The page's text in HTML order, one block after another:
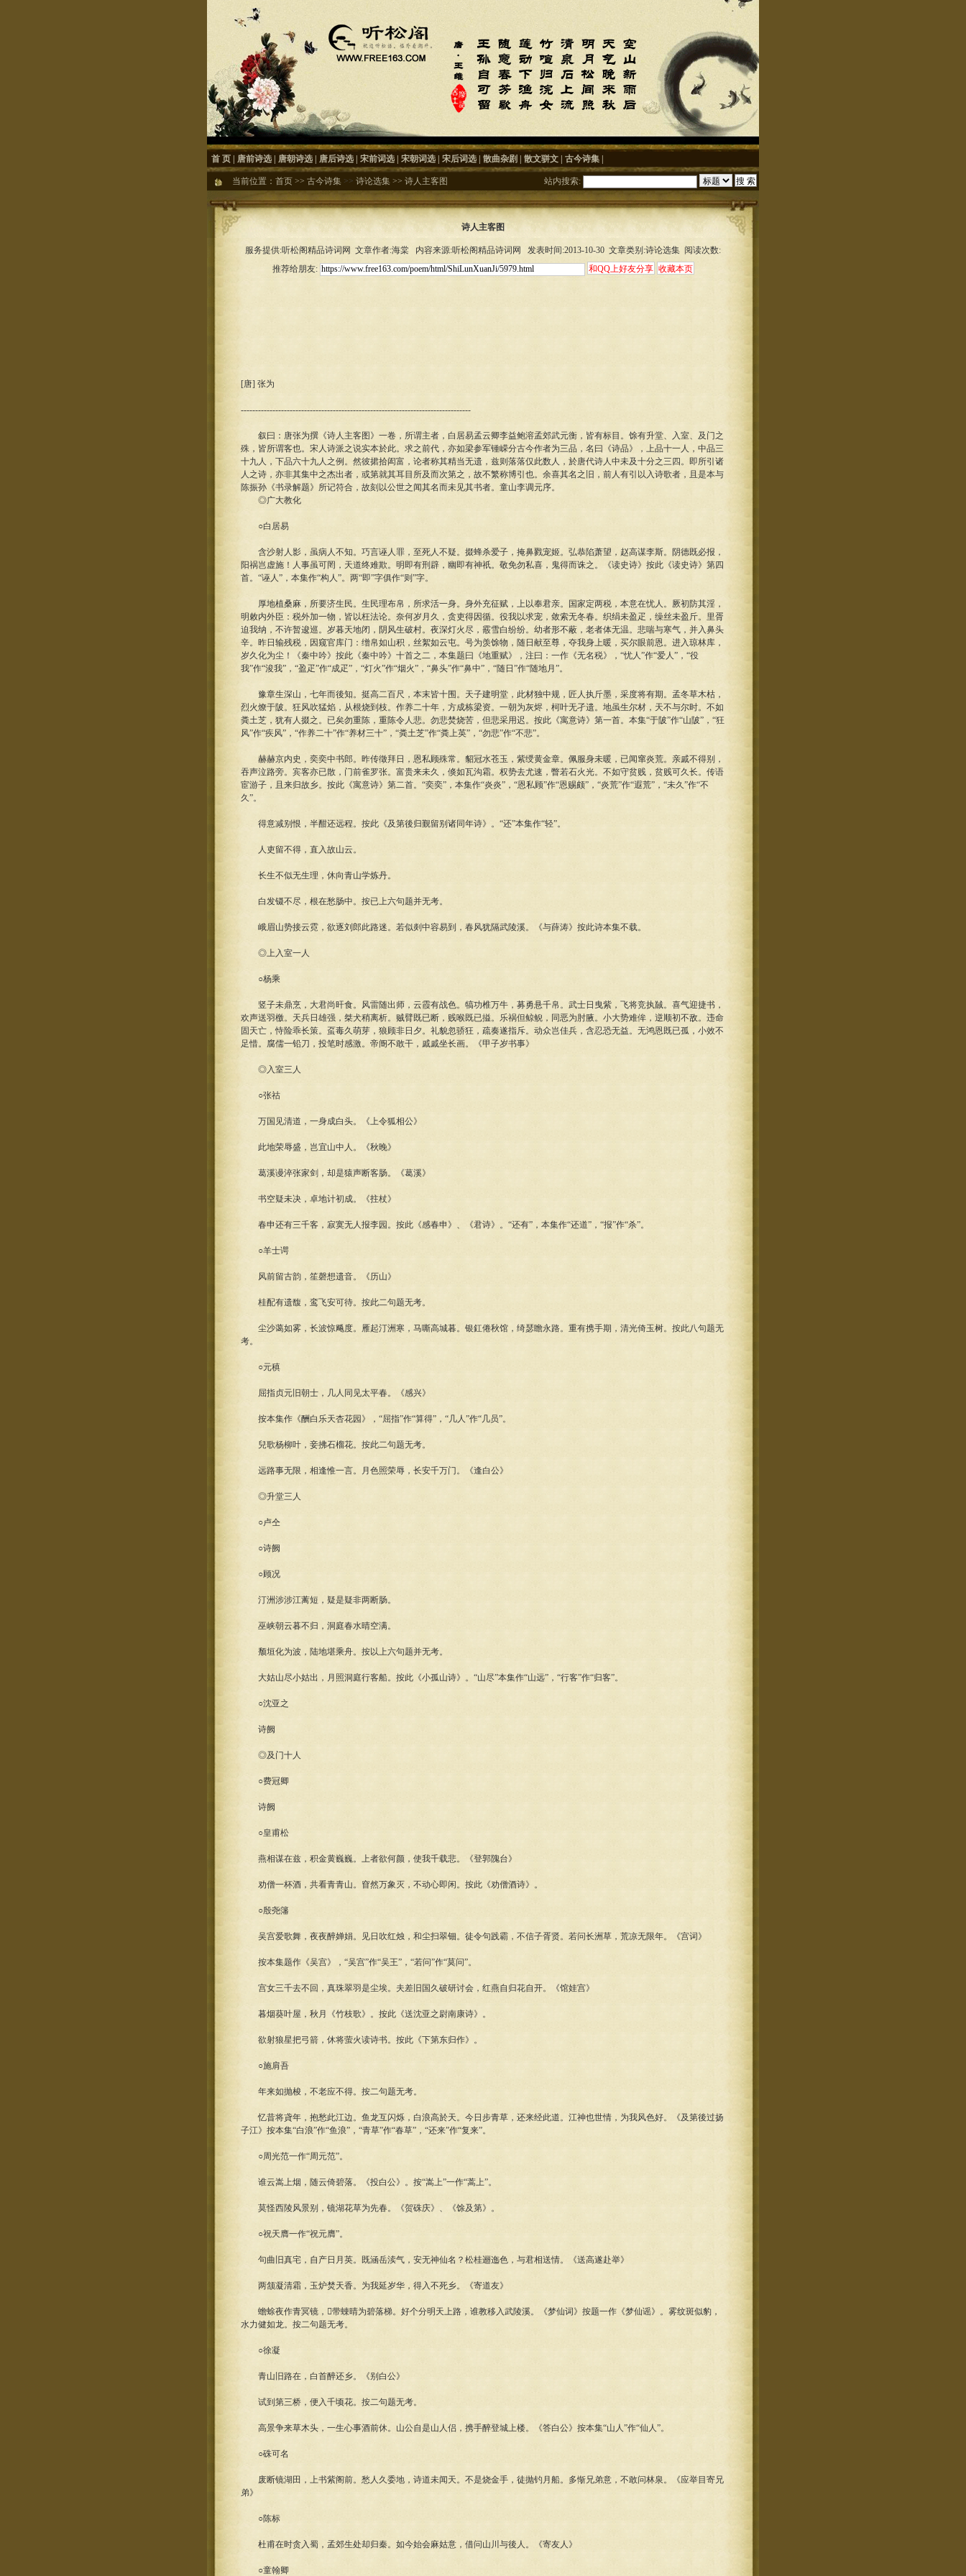
首 页 唐前诗选 唐朝诗选 唐后诗选 宋前词选 宋朝词选 宋后词选 散曲杂剧 散文骈文 古今诗集
当前位置： 首页 >> 古今诗集 >> 诗论选集 >> 诗人主客图 站内搜索:
诗人主客图
服务提供:听松阁精品诗词网 文章作者:海棠 内容来源:听松阁精品诗词网 发表时间:2013-10-30 文章类别:诗论选集 阅读次数:
推荐给朋友:
[唐] 张为
--------------------------------------------------------------------------------
叙曰：唐张为撰《诗人主客图》一卷，所谓主者，白居易孟云卿李益鲍溶孟郊武元衡，皆有标目。馀有升堂、入室、及门之
殊，皆所谓客也。宋人诗派之说实本於此。求之前代，亦如梁参军锺嵘分古今作者为三品，名曰《诗品》，上品十一人，中品三
十九人，下品六十九人之例。然彼捃拾闳富，论者称其精当无遗，兹则落落仅此数人，於唐代诗人中未及十分之三四。即所引诸
人之诗，亦非其集中之杰出者，或第就其耳目所及而次第之，故不繁称博引也。余喜其名之旧，前人有引以入诗歌者，且是本与
陈振孙《书录解题》所记符合，故刻以公世之闻其名而未见其书者。童山李调元序。
◎广大教化
○白居易
含沙射人影，虽病人不知。巧言诬人罪，至死人不疑。掇蜂杀爱子，掩鼻戮宠姬。弘恭陷萧望，赵高谋李斯。阴德既必报，
阳祸岂虚施！人事虽可罔，天道终难欺。明即有刑辟，幽即有神祇。敬免勿私喜，鬼得而诛之。《读史诗》按此《读史诗》第四
首。“诬人”，本集作“构人”。两“即”字俱作“则”字。
厚地植桑麻，所要济生民。生民理布帛，所求活一身。身外充征赋，上以奉君亲。国家定两税，本意在忧人。厥初防其淫，
明敕内外臣：税外加一物，皆以枉法论。奈何岁月久，贪吏得因循。役我以求宠，敛索无冬春。织绢未盈疋，缲丝未盈斤。里胥
迫我纳，不许暂逡巡。岁暮天地闭，阴风生破村。夜深灯火尽，霰雪白纷纷。幼者形不蔽，老者体无温。悲喘与寒气，并入鼻头
辛。昨日输残税，因窥官库门：缯帛如山积，丝絮如云屯。号为羡馀物，随日献至尊，夺我身上暖，买尔眼前恩。进入琼林库，
岁久化为尘！《秦中吟》按此《秦中吟》十首之二，本集题曰《地重赋》，注曰：一作《无名税》，“忧人”作“爱人”，“役
我”作“浚我”，“盈疋”作“成疋”，“灯火”作“烟火”，“鼻头”作“鼻中”，“随日”作“随地月”。
豫章生深山，七年而後知。挺高二百尺，本末皆十围。天子建明堂，此材独中规，匠人执斤墨，采度将有期。孟冬草木枯，
烈火燎于陂。狂风吹猛焰，从根烧到枝。作养二十年，方成栋梁资。一朝为灰烬，柯叶无孑遗。地虽生尔材，天不与尔时。不如
粪土芝，犹有人掇之。已矣勿重陈，重陈令人悲。勿悲焚烧苦，但悲采用迟。按此《寓意诗》第一首。本集“于陂”作“山陂”，“狂
风”作“疾风”，“作养二十”作“养材三十”，“粪土芝”作“粪上英”，“勿悲”作“不悲”。
赫赫京内史，奕奕中书郎。昨传徵拜日，恩私顾殊常。貂冠水苍玉，紫绶黄金章。佩服身未暖，已闻窜炎荒。亲戚不得别，
吞声泣路旁。宾客亦已散，门前雀罗张。富贵来未久，倏如瓦沟霜。权势去尤速，瞥若石火光。不如守贫贱，贫贱可久长。传语
宦游子，且来归故乡。按此《寓意诗》第二首。“奕奕”，本集作“炎炎”，“恩私顾”作“恩赐颇”，“炎荒”作“遐荒”，“未久”作“不
久”。
得意减别恨，半酣还远程。按此《及第後归觐留别诸同年诗》。“还”本集作“轻”。
人吏留不得，直入故山云。
长生不似无生理，休向青山学炼丹。
白发镊不尽，根在愁肠中。按已上六句题并无考。
峨眉山势接云霓，欲逐刘郎此路迷。若似剡中容易到，春风犹隔武陵溪。《与薛涛》按此诗本集不载。
◎上入室一人
○杨乘
竖子未鼎烹，大君尚旰食。风雷随出师，云霞有战色。犒功椎万牛，募勇悬千帛。武士日曳紫，飞将竞执馘。喜气迎捷书，
欢声送羽檄。天兵日雄强，桀犬稍离析。贼臂既已断，贱喉既已搤。乐祸但鲸鲵，同恶为肘腋。小大势难侔，逆顺初不敌。违命
固天亡，恃险乖长策。虿毒久萌芽，狼顾非日夕。礼貌忽骄狂，疏奏遂指斥。动众岂佳兵，含忍恐无益。无鸿恩既已孤，小效不
足惜。腐儒一铅刀，投笔时感激。帝阍不敢干，戚戚坐长画。《甲子岁书事》
◎入室三人
○张祜
万国见清道，一身成白头。《上令狐相公》
此地荣辱盛，岂宜山中人。《秋晚》
葛溪谩淬张家剑，却是猿声断客肠。《葛溪》
书空疑未决，卓地计初成。《拄杖》
春申还有三千客，寂寞无人报李园。按此《感春申》、《君诗》。“还有”，本集作“还道”，“报”作“杀”。
○羊士谔
风前留古韵，笙磬想遗音。《历山》
桂配有遗馥，鸾飞安可待。按此二句题无考。
尘沙蔼如雾，长波惊飚度。雁起汀洲寒，马嘶高城暮。银釭倦秋馆，绮瑟瞻永路。重有携手期，清光倚玉树。按此八句题无
考。
○元稹
屈指贞元旧朝士，几人同见太平春。《感兴》
按本集作《酬白乐天杏花园》，“屈指”作“算得”，“几人”作“几员”。
兒歌杨柳叶，妾拂石榴花。按此二句题无考。
远路事无限，相逢惟一言。月色照荣辱，长安千万门。《逢白公》
◎升堂三人
○卢仝
○诗阙
○顾况
汀洲涉涉江蓠短，疑是疑非两断肠。
巫峡朝云暮不归，洞庭春水晴空满。
颓垣化为波，陆地堪乘舟。按以上六句题并无考。
大姑山尽小姑出，月照洞庭行客船。按此《小孤山诗》。“山尽”本集作“山远”，“行客”作“归客”。
○沈亚之
诗阙
◎及门十人
○费冠卿
诗阙
○皇甫松
燕相谋在兹，积金黄巍巍。上者欲何颜，使我千载悲。《登郭隗台》
劝僧一杯酒，共看青青山。窅然万象灭，不动心即闲。按此《劝僧酒诗》。
○殷尧籓
吴宫爱歌舞，夜夜醉婵娟。见日吹红烛，和尘扫翠钿。徒令句践霸，不信子胥贤。若问长洲草，荒凉无限年。《宫词》
按本集题作《吴宫》，“吴宫”作“吴王”，“若问”作“莫问”。
宫女三千去不回，真珠翠羽是尘埃。夫差旧国久破研讨会，红燕自归花自开。《馆娃宫》
暮烟葵叶屋，秋月《竹枝歌》。按此《送沈亚之尉南康诗》。
欲射狼星把弓箭，休将萤火读诗书。按此《下第东归作》。
○施肩吾
年来如抛梭，不老应不得。按二句题无考。
忆昔将貣年，抱愁此江边。鱼龙互闪烁，白浪高於天。今日步青草，还来经此道。江神也世情，为我风色好。《及第後过扬
子江》按本集“白浪”作“鱼浪”，“青草”作“春草”，“还来”作“复来”。
○周光范一作“周元范”。
谁云嵩上烟，随云倚碧落。《投白公》。按“嵩上”一作“蒿上”。
莫怪西陵风景别，镜湖花草为先春。《贺硃庆》、《馀及第》。
○祝天膺一作“祝元膺”。
句曲旧真宅，自产日月英。既涵岳渎气，安无神仙名？松桂逦迤色，与君相送情。《送高遂赴举》
两颔凝清霜，玉炉焚天香。为我延岁华，得入不死乡。《寄道友》
蟾蜍夜作青冥镜，带蝀晴为碧落梯。好个分明天上路，谁教移入武陵溪。《梦仙词》按题一作《梦仙谣》。雾纹斑似豹，
水力健如龙。按二句题无考。
○徐凝
青山旧路在，白首醉还乡。《别白公》
试到第三桥，便入千顷花。按二句题无考。
高景争来草木头，一生心事酒前休。山公自是山人侣，携手醉登城上楼。《答白公》按本集“山人”作“仙人”。
○硃可名
废断镜湖田，上书紫阁前。愁人久委地，诗道未闻天。不是烧金手，徒抛钓月船。多惭兄弟意，不敢问林泉。《应举目寄兄
弟》
○陈标
杜甫在时贪入蜀，孟郊生处却归秦。如今始会麻姑意，借问山川与後人。《寄友人》
○童翰卿